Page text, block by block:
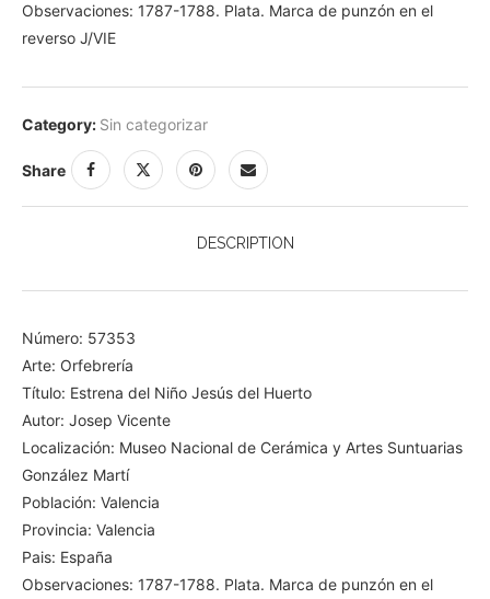
Observaciones: 1787-1788. Plata. Marca de punzón en el
reverso J/VIE
Category: Sin categorizar
Share
DESCRIPTION
Número: 57353
Arte: Orfebrería
Título: Estrena del Niño Jesús del Huerto
Autor: Josep Vicente
Localización: Museo Nacional de Cerámica y Artes Suntuarias
González Martí
Población: Valencia
Provincia: Valencia
Pais: España
Observaciones: 1787-1788. Plata. Marca de punzón en el